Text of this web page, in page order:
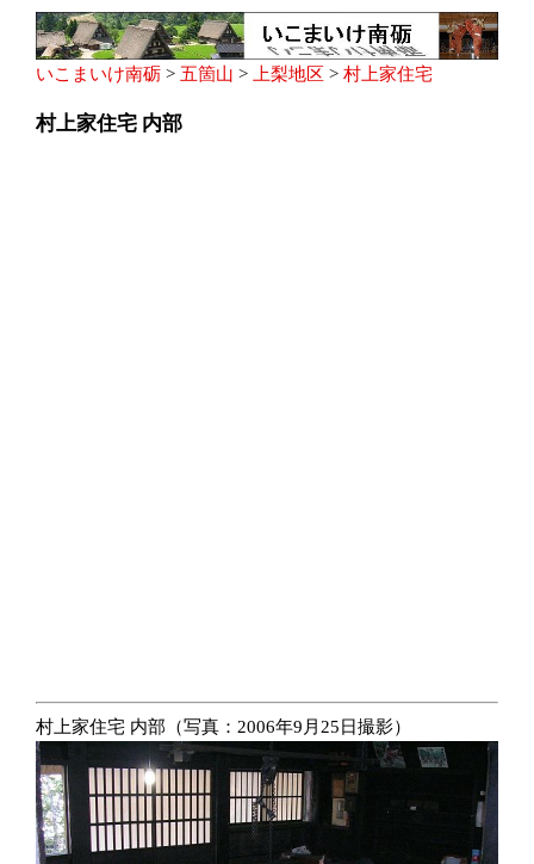
いこまいけ南砺 > 五箇山 > 上梨地区 > 村上家住宅
村上家住宅 内部
村上家住宅 内部（写真：2006年9月25日撮影）